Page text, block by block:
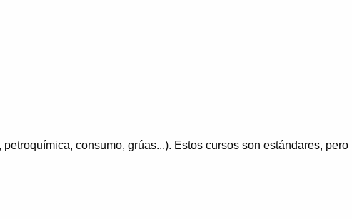
consumo, grúas...). Estos cursos son estándares, pero